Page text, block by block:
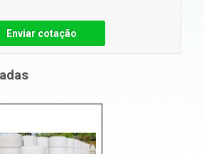
Enviar cotação